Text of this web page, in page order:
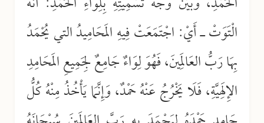
الْتَوَتْ ـ أَيْ: اجْتَمَعَتْ فِيهِ المَحَامِيدُ التي يُحْمَدُ
بِهَا رَبُّ العَالَمِينَ، فَهُوَ لِوَاءٌ جَامِعٌ لِجَمِيعِ المَحَامِدِ
الإِلَهِيَّةِ، فَلَا يَخْرُجُ عَنْهُ حَمْدٌ، وَإِنَّمَا يَأْخُذُ مِنْهُ كُلُّ